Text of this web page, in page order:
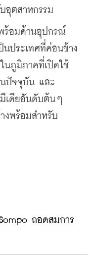
อุตสาหกรรม
ร้อมด้านอุปกรณ์
นประเทศที่ค่อนข้าง
นภูมิภาคที่เปิดใช้
นปัจจุบัน และ
มีเดียอันดับต้นๆ
งพร้อมสำหรับ
ถอดสมการ